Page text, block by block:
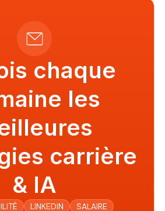
chaque
les
carrière
& IA
LINKEDIN
SALAIRE